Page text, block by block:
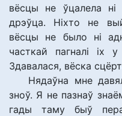
вёсцы не ўцалела ні
дрэўца. Ніхто не
вёсцы не было ні
часткай пагналі іх
Здавалася, вёска
Нядаўна мне
зноў. Я не пазнаў
гады таму быў